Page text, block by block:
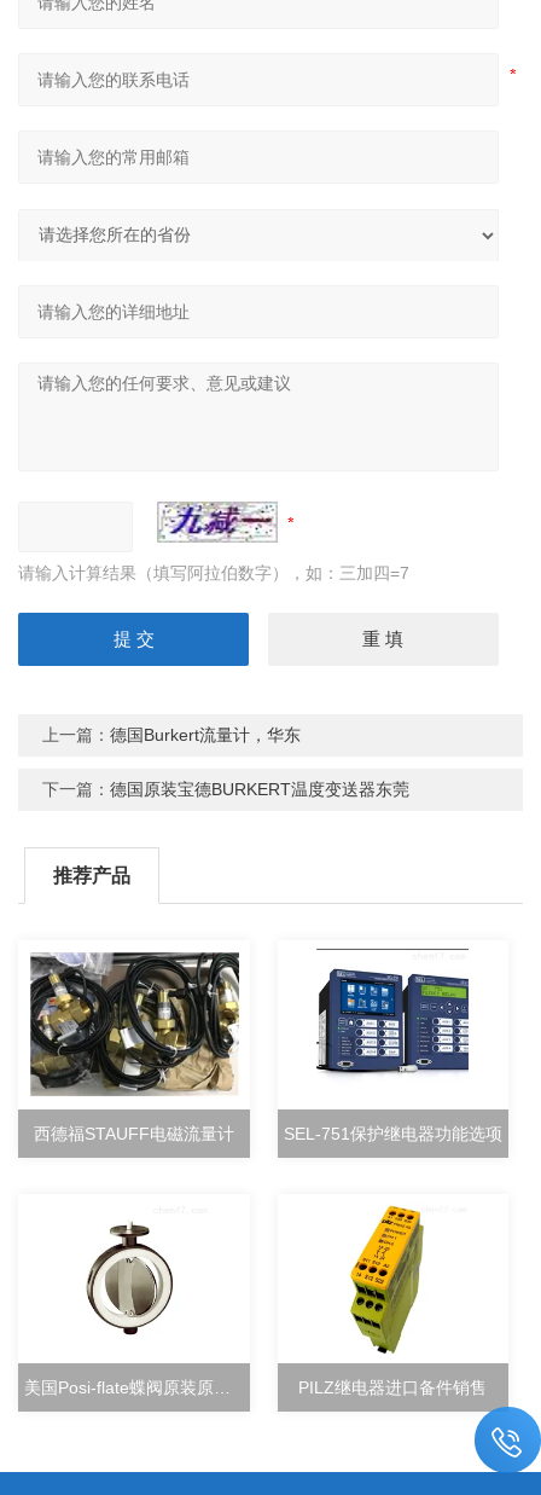
请输入计算结果（填写阿拉伯数字），如：三加四=7
上一篇：德国Burkert流量计，华东
下一篇：德国原装宝德BURKERT温度变送器东莞
推荐产品
西德福STAUFF电磁流量计 SEL-751保护继电器功能选项
PILZ继电器进口备件销售